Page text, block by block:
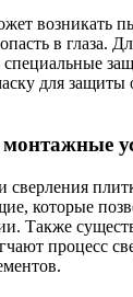
возникать
в глаза.
специальные
для
сверления
которые
Также
процесс